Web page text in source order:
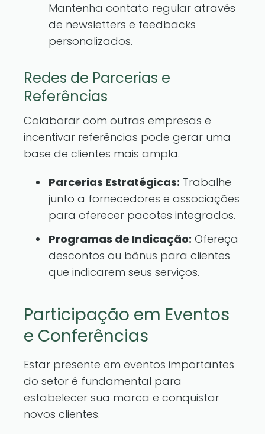
Mantenha contato regular através
de newsletters e feedbacks
personalizados.
Redes de Parcerias e
Referências
Colaborar com outras empresas e
incentivar referências pode gerar uma
base de clientes mais ampla.
Parcerias Estratégicas: Trabalhe
junto a fornecedores e associações
para oferecer pacotes integrados.
Programas de Indicação: Ofereça
descontos ou bônus para clientes
que indicarem seus serviços.
Participação em Eventos
e Conferências
Estar presente em eventos importantes
do setor é fundamental para
estabelecer sua marca e conquistar
novos clientes.